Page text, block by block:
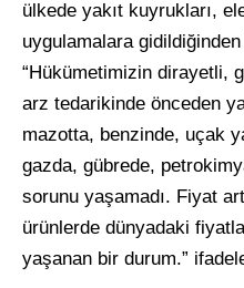
ülkede yakıt kuyrukları,
uygulamalara
“Hükümetimizin dirayetli,
arz tedarikinde önceden
mazotta, benzinde, uçak
gazda, gübrede,
sorunu yaşamadı. Fiyat
ürünlerde dünyadaki
yaşanan bir durum.”